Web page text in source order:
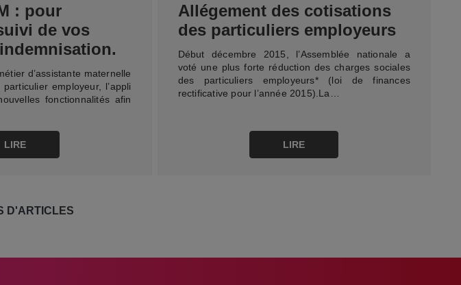
: pour
de vos
d’assistante maternelle
employeur, l’appli
fonctionnalités afin
LIRE
Allégement des cotisations
des particuliers employeurs
Début décembre 2015, l’Assemblée nationale a
voté une plus forte réduction des charges sociales
des particuliers employeurs* (loi de finances
rectificative pour l’année 2015).La…
LIRE
D'ARTICLES